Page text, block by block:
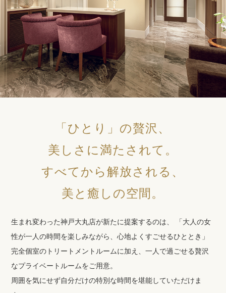
「ひとり」の贅沢、
美しさに満たされて。
すべてから解放される、
美と癒しの空間。
生まれ変わった神戸大丸店が新たに提案するのは、
「大人の女
性が一人の時間を楽しみながら、心地よくすごせるひととき」
完全個室のトリートメントルームに加え、一人で過ごせる贅沢
なプライベートルームをご用意。
周囲を気にせず自分だけの特別な時間を堪能していただけま